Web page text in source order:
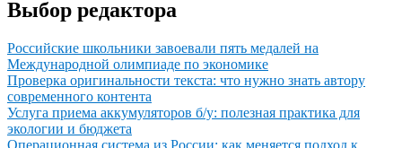
Выбор редактора
Российские школьники завоевали пять медалей на
Международной олимпиаде по экономике
Проверка оригинальности текста: что нужно знать автору
современного контента
Услуга приема аккумуляторов б/у: полезная практика для
экологии и бюджета